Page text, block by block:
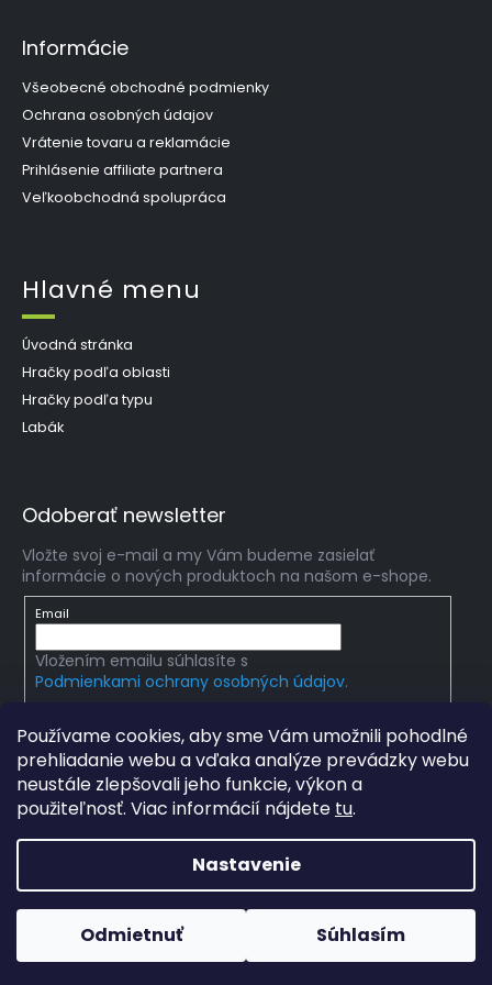
Používame cookies, aby sme Vám umožnili pohodlné
prehliadanie webu a vďaka analýze prevádzky webu
neustále zlepšovali jeho funkcie, výkon a
použiteľnosť. Viac informácií nájdete tu.
Nastavenie
Odmietnuť Súhlasím
Informácie
Všeobecné obchodné podmienky
Ochrana osobných údajov
Vrátenie tovaru a reklamácie
Prihlásenie affiliate partnera
Veľkoobchodná spolupráca
Hlavné menu
Úvodná stránka
Hračky podľa oblasti
Hračky podľa typu
Labák
Odoberať newsletter
Vložte svoj e-mail a my Vám budeme zasielať
informácie o nových produktoch na našom e-shope.
Email
Vložením emailu súhlasíte s
Podmienkami ochrany osobných údajov.
Vytvoril Shoptet
mlady-vedec.sk
. Všetky práva
vyhradené.Upraviť nastavenie cookies
Grafický návrh vytvořil a na Shoptet implementoval
Hladatechka s.r.o.